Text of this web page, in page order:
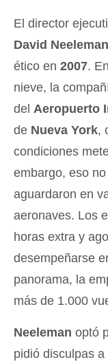
El director
David Neeleman
ético en 2007.
nieve, la
del Aeropuerto
de Nueva York,
condiciones
embargo, eso
aguardaron en
aeronaves. Los
horas extra y
desempeñarse
panorama, la
más de 1.000
Neeleman optó
pidió disculpas